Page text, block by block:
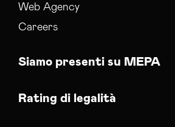
Web Agency
Careers
Siamo presenti su MEPA
Rating di legalità